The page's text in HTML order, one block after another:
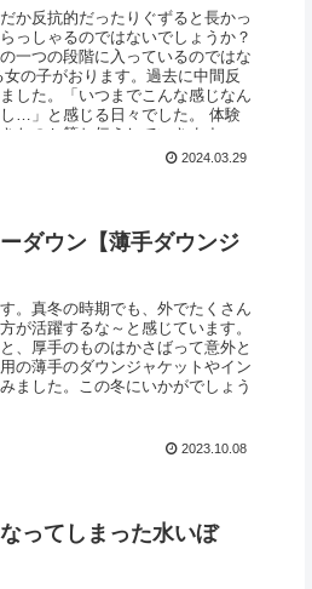
か反抗的だったりぐずると長かっ
っしゃるのではないでしょうか？
一つの段階に入っているのではな
の子がおります。過去に中間反
した。「いつまでこんな感じなん
…」と感じる日々でした。 体験
たのか等お伝えしていきます。
2024.03.29
ダウン【薄手ダウンジ
。真冬の時期でも、外でたくさん
が活躍するな～と感じています。
、厚手のものはかさばって意外と
の薄手のダウンジャケットやイン
ました。この冬にいかがでしょう
2023.10.08
ってしまった水いぼ